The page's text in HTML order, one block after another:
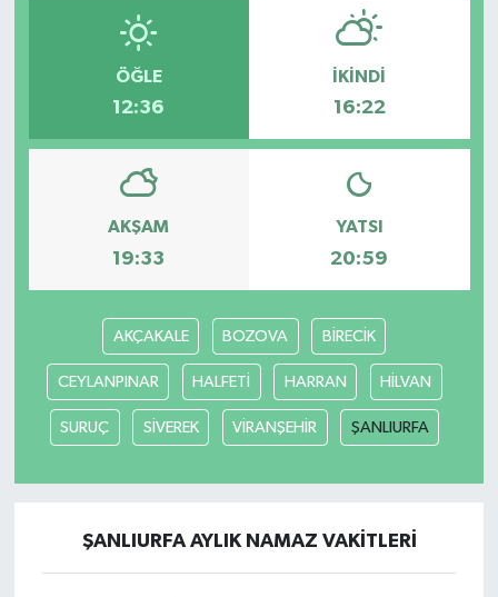
ÖĞLE
12:36
İKINDI
16:22
AKŞAM
19:33
YATSI
20:59
AKÇAKALE BOZOVA BİRECİK
CEYLANPINAR HALFETİ HARRAN HİLVAN
SURUÇ SİVEREK VİRANŞEHİR ŞANLIURFA
ŞANLIURFA AYLIK NAMAZ VAKITLERI